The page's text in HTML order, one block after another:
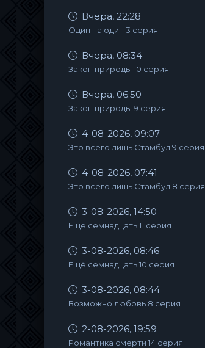
Вчера, 22:28
Один на один 3 серия
Вчера, 08:34
Закон природы 10 серия
Вчера, 06:50
Закон природы 9 серия
4-08-2026, 09:07
Это всего лишь Стамбул 9 серия
4-08-2026, 07:41
Это всего лишь Стамбул 8 серия
3-08-2026, 14:50
Ещё семнадцать 11 серия
3-08-2026, 08:46
Ещё семнадцать 10 серия
3-08-2026, 08:44
Возможно любовь 8 серия
2-08-2026, 19:59
Романтика смерти 14 серия